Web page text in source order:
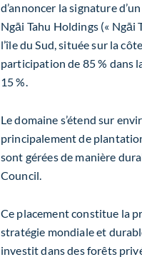
d’annoncer la signature
Ngāi Tahu Holdings (« Ngāi
l’île du Sud, située sur la
participation de 85 % dans
15 %.
Le domaine s’étend sur
principalement de
sont gérées de manière
Council.
Ce placement constitue la
stratégie mondiale et
investit dans des forêts